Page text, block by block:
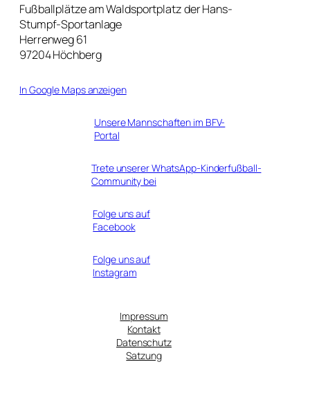
Fußballplätze am Waldsportplatz der Hans-
Stumpf-Sportanlage
Herrenweg 61
97204 Höchberg
In Google Maps anzeigen
Unsere Mannschaften im BFV-
Portal
Trete unserer WhatsApp-Kinderfußball-
Community bei
Folge uns auf
Facebook
Folge uns auf
Instagram
Impressum
Kontakt
Datenschutz
Satzung